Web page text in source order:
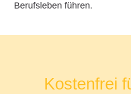
Berufsleben führen.
Kostenfrei